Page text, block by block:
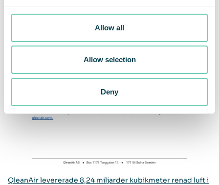
Allow all
Allow selection
Deny
QleanAir levererade 8,24 miljarder kubikmeter renad luft i